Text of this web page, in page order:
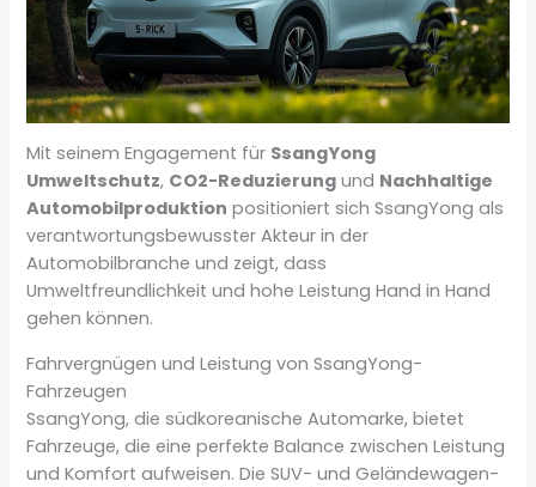
Mit seinem Engagement für SsangYong
Umweltschutz, CO2-Reduzierung und Nachhaltige
Automobilproduktion positioniert sich SsangYong als
verantwortungsbewusster Akteur in der
Automobilbranche und zeigt, dass
Umweltfreundlichkeit und hohe Leistung Hand in Hand
gehen können.
Fahrvergnügen und Leistung von SsangYong-
Fahrzeugen
SsangYong, die südkoreanische Automarke, bietet
Fahrzeuge, die eine perfekte Balance zwischen Leistung
und Komfort aufweisen. Die SUV- und Geländewagen-